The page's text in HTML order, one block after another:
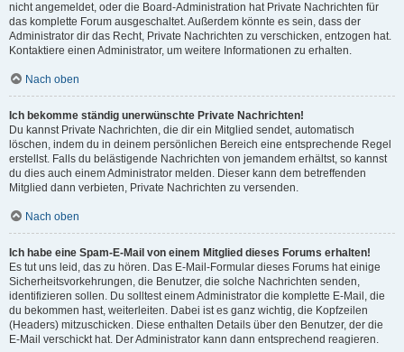
nicht angemeldet, oder die Board-Administration hat Private Nachrichten für
das komplette Forum ausgeschaltet. Außerdem könnte es sein, dass der
Administrator dir das Recht, Private Nachrichten zu verschicken, entzogen hat.
Kontaktiere einen Administrator, um weitere Informationen zu erhalten.
Nach oben
Ich bekomme ständig unerwünschte Private Nachrichten!
Du kannst Private Nachrichten, die dir ein Mitglied sendet, automatisch
löschen, indem du in deinem persönlichen Bereich eine entsprechende Regel
erstellst. Falls du belästigende Nachrichten von jemandem erhältst, so kannst
du dies auch einem Administrator melden. Dieser kann dem betreffenden
Mitglied dann verbieten, Private Nachrichten zu versenden.
Nach oben
Ich habe eine Spam-E-Mail von einem Mitglied dieses Forums erhalten!
Es tut uns leid, das zu hören. Das E-Mail-Formular dieses Forums hat einige
Sicherheitsvorkehrungen, die Benutzer, die solche Nachrichten senden,
identifizieren sollen. Du solltest einem Administrator die komplette E-Mail, die
du bekommen hast, weiterleiten. Dabei ist es ganz wichtig, die Kopfzeilen
(Headers) mitzuschicken. Diese enthalten Details über den Benutzer, der die
E-Mail verschickt hat. Der Administrator kann dann entsprechend reagieren.